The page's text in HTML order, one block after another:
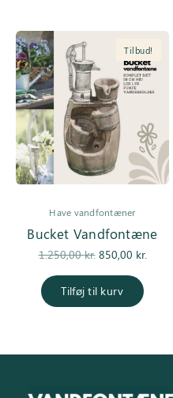
Tilbud!
Have vandfontæner
Bucket Vandfontæne
1.250,00kr.
Den
oprindelige
pris var:
1.250,00 kr..
850,00 kr.
Tilføj til kurv